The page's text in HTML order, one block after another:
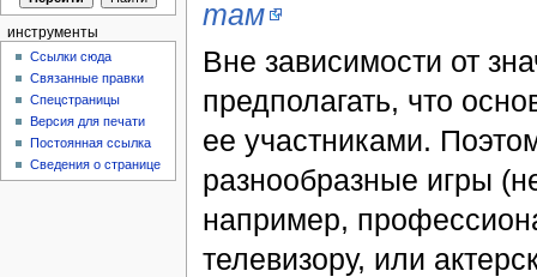
там
Вне зависимости от
предполагать, что
ее участниками.
разнообразные игры
например,
телевизору, или
инструменты
Ссылки сюда
Связанные правки
Спецстраницы
Версия для печати
Постоянная ссылка
Сведения о странице